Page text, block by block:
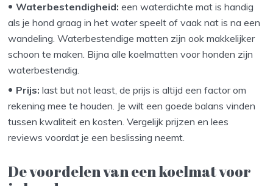
Waterbestendigheid: een waterdichte mat is handig
als je hond graag in het water speelt of vaak nat is na een
wandeling. Waterbestendige matten zijn ook makkelijker
schoon te maken. Bijna alle koelmatten voor honden zijn
waterbestendig.
Prijs: last but not least, de prijs is altijd een factor om
rekening mee te houden. Je wilt een goede balans vinden
tussen kwaliteit en kosten. Vergelijk prijzen en lees
reviews voordat je een beslissing neemt.
De voordelen van een koelmat voor